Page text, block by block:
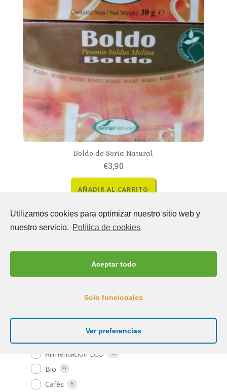
Utilizamos cookies para optimizar nuestro sitio web y
nuestro servicio. Política de cookies
Aceptar todo
Solo funcionales
Ver preferencias
Boldo de Soria Natural
€3,90
AÑADIR AL CARRITO
Sin categorizar 1
Alimentación ECO 10
Bio 9
Cafés 6